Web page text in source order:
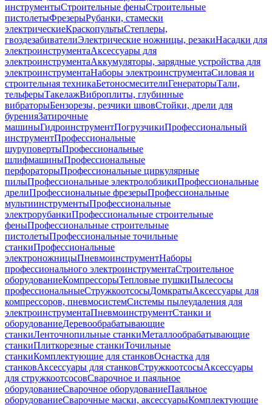
инструментыСтроительные феныСтроительные
пистолетыФрезерыРубанки, стамески
электрическиеКраскопультыСтеплеры,
гвоздезабивателиЭлектрические ножницы, резакиНасадки для
электроинструментаАксессуары для
электроинструментаАккумуляторы, зарядные устройства для
электроинструментаНаборы электроинструментаСиловая и
строительная техникаБетоносмесителиГенераторыТали,
тельферыТакелажВиброплиты, глубинные
вибраторыБензорезы, резчики швовСтойки, дрели для
буренияЗатирочные
машиныГидроинструментПогрузчикиПрофессиональный
инструментПрофессиональные
шуруповертыПрофессиональные
шлифмашиныПрофессиональные
перфораторыПрофессиональные циркулярные
пилыПрофессиональные электролобзикиПрофессиональные
дрелиПрофессиональные фрезерыПрофессиональные
мультиинструментыПрофессиональные
электрорубанкиПрофессиональные строительные
феныПрофессиональные строительные
пистолетыПрофессиональные точильные
станкиПрофессиональные
электроножницыПневмоинструментНаборы
профессионального электроинструментаСтроительное
оборудованиеКомпрессорыТепловые пушкиПылесосы
профессиональныеСтружкоотсосыДомкратыАксессуары для
компрессоров, пневмосистемСистемы пылеудаления для
электроинструментаПневмоинструментСтанки и
оборудованиеДеревообрабатывающие
станкиЛенточнопильные станкиМеталлообрабатывающие
станкиПлиткорезные станкиТочильные
станкиКомплектующие для станковОснастка для
станковАксессуары для станковСтружкоотсосыАксессуары
для стружкоотсосовСварочное и паяльное
оборудованиеСварочное оборудованиеПаяльное
оборудованиеСварочные маски, аксессуарыКомплектующие